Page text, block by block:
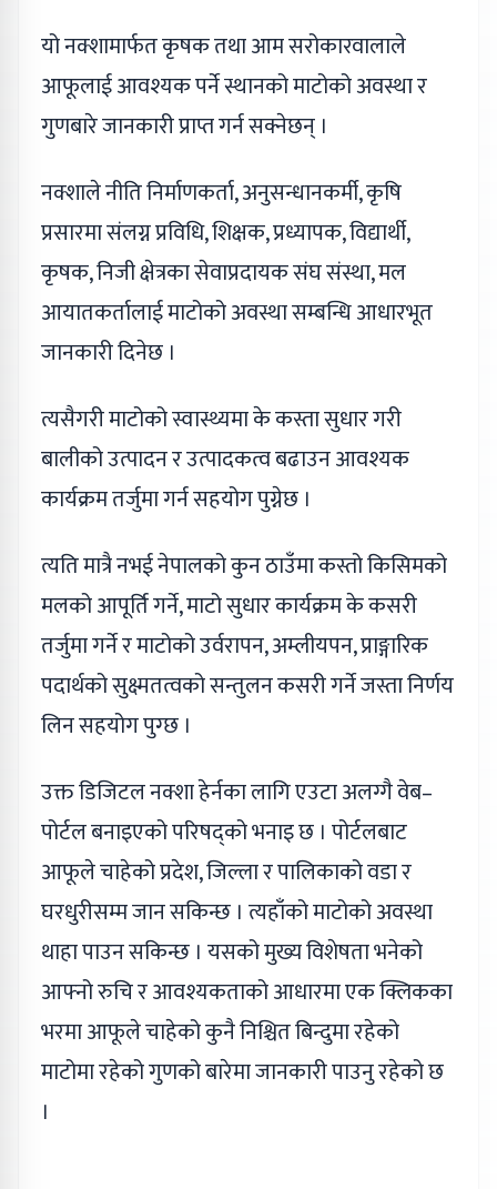
यो नक्शामार्फत कृषक तथा आम सरोकारवालाले
आफूलाई आवश्यक पर्ने स्थानको माटोको अवस्था र
गुणबारे जानकारी प्राप्त गर्न सक्नेछन् ।
नक्शाले नीति निर्माणकर्ता, अनुसन्धानकर्मी, कृषि
प्रसारमा संलग्न प्रविधि, शिक्षक, प्रध्यापक, विद्यार्थी,
कृषक, निजी क्षेत्रका सेवाप्रदायक संघ संस्था, मल
आयातकर्तालाई माटोको अवस्था सम्बन्धि आधारभूत
जानकारी दिनेछ ।
त्यसैगरी माटोको स्वास्थ्यमा के कस्ता सुधार गरी
बालीको उत्पादन र उत्पादकत्व बढाउन आवश्यक
कार्यक्रम तर्जुमा गर्न सहयोग पुग्नेछ ।
त्यति मात्रै नभई नेपालको कुन ठाउँमा कस्तो किसिमको
मलको आपूर्ति गर्ने, माटो सुधार कार्यक्रम के कसरी
तर्जुमा गर्ने र माटोको उर्वरापन, अम्लीयपन, प्राङ्गारिक
पदार्थको सुक्ष्मतत्वको सन्तुलन कसरी गर्ने जस्ता निर्णय
लिन सहयोग पुग्छ ।
उक्त डिजिटल नक्शा हेर्नका लागि एउटा अलग्गै वेब–
पोर्टल बनाइएको परिषद्को भनाइ छ । पोर्टलबाट
आफूले चाहेको प्रदेश, जिल्ला र पालिकाको वडा र
घरधुरीसम्म जान सकिन्छ । त्यहाँको माटोको अवस्था
थाहा पाउन सकिन्छ । यसको मुख्य विशेषता भनेको
आफ्नो रुचि र आवश्यकताको आधारमा एक क्लिकका
भरमा आफूले चाहेको कुनै निश्चित बिन्दुमा रहेको
माटोमा रहेको गुणको बारेमा जानकारी पाउनु रहेको छ
।